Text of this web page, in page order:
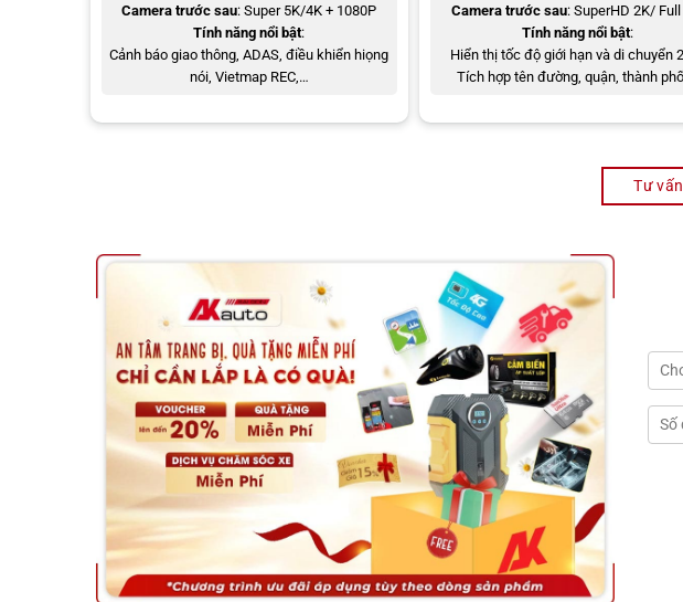
Camera trước sau: Super 5K/4K + 1080P
Tính năng nổi bật:
Cảnh báo giao thông, ADAS, điều khiển hiọng
nói, Vietmap REC,…
Camera trước sau: SuperHD 2K/ Full
Tính năng nổi bật:
Hiển thị tốc độ giới hạn và di chuyển
Tích hợp tên đường, quận, thành
Tư